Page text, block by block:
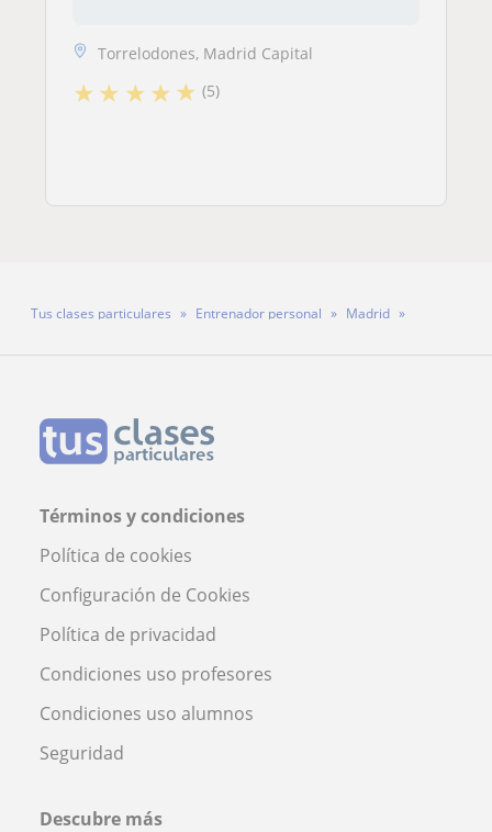
Torrelodones, Madrid Capital
★★ ★★★ (5)
Tus clases particulares Entrenador personal
Madrid
Términos y condiciones
Política de cookies
Configuración de Cookies
Política de privacidad
Condiciones uso profesores
Condiciones uso alumnos
Seguridad
Descubre más